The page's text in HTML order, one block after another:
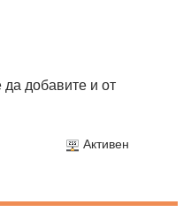
добавите и от
Активен